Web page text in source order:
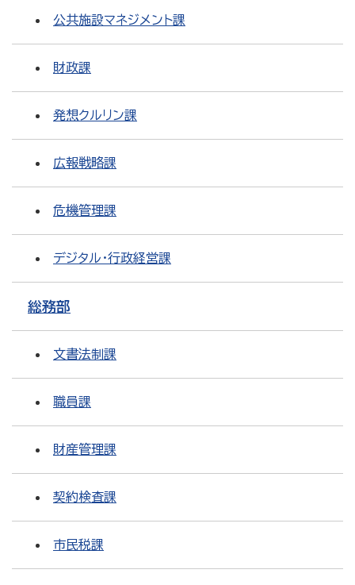
公共施設マネジメント課
財政課
発想クルリン課
広報戦略課
危機管理課
デジタル・行政経営課
総務部
文書法制課
職員課
財産管理課
契約検査課
市民税課